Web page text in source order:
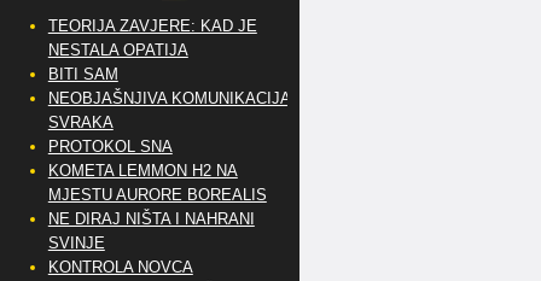
TEORIJA ZAVJERE: KAD JE
NESTALA OPATIJA
BITI SAM
NEOBJAŠNJIVA KOMUNIKACIJA
SVRAKA
PROTOKOL SNA
KOMETA LEMMON H2 NA
MJESTU AURORE BOREALIS
NE DIRAJ NIŠTA I NAHRANI
SVINJE
KONTROLA NOVCA